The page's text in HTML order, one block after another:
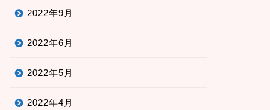
2022年9月
2022年6月
2022年5月
2022年4月